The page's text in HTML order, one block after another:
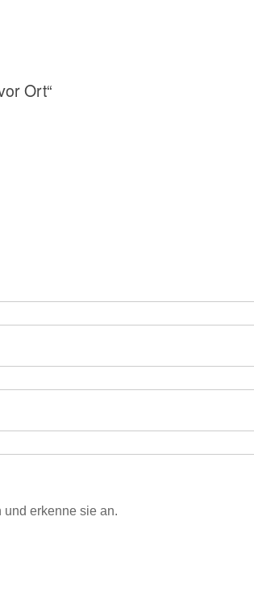
Ort“
und erkenne sie an.